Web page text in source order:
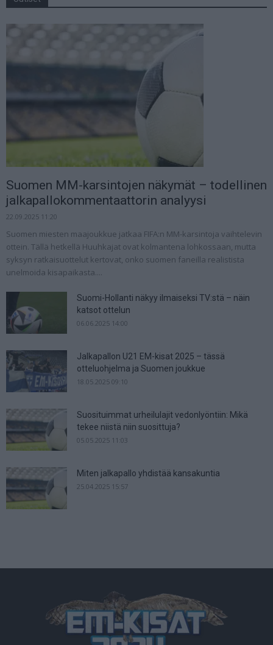
Suomen MM-karsintojen näkymät – todellinen
jalkapallokommentaattorin analyysi
22.09.2025 11:20
Suomen miesten maajoukkue jatkaa FIFA:n MM-karsintoja vaihtelevin
ottein. Tällä hetkellä Huuhkajat ovat kolmantena lohkossaan, mutta
syksyn ratkaisuottelut kertovat, onko suomen faneilla realistista
unelmoida kisapaikasta....
Suomi-Hollanti näkyy ilmaiseksi TV:stä – näin
katsot ottelun
06.06.2025 14:00
Jalkapallon U21 EM-kisat 2025 – tässä
otteluohjelma ja Suomen joukkue
18.05.2025 09:10
Suosituimmat urheilulajit vedonlyöntiin: Mikä
tekee niistä niin suosittuja?
05.05.2025 11:03
Miten jalkapallo yhdistää kansakuntia
25.04.2025 15:57